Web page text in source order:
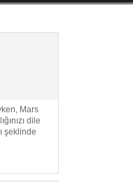
Mars
dile
şeklinde